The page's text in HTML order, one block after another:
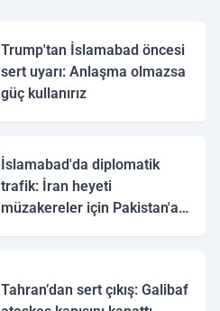
Trump'tan İslamabad öncesi
sert uyarı: Anlaşma olmazsa
güç kullanırız
İslamabad'da diplomatik
trafik: İran heyeti
müzakereler için Pakistan'a
Tahran’dan sert çıkış: Galibaf